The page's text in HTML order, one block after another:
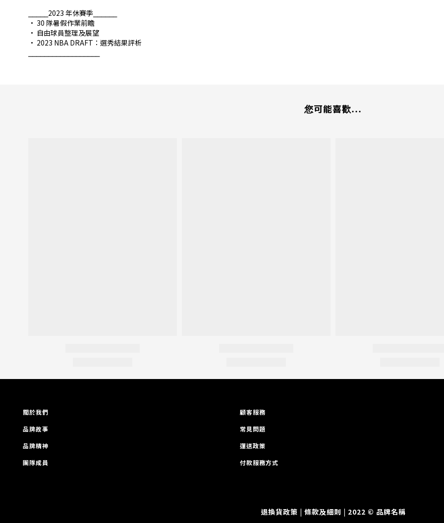
⎯⎯⎯⎯⎯2023 年休賽季⎯⎯⎯⎯⎯⎯
• 30 隊暑假作業前瞻
• 自由球員整理及展望
• 2023 NBA DRAFT：選秀結果評析
您可能喜歡...
關於我們
品牌故事
品牌精神
團隊成員
顧客服務
常見問題
運送政策
付款服務方式
退換貨政策 | 條款及細則 | 2022 © 品牌名稱